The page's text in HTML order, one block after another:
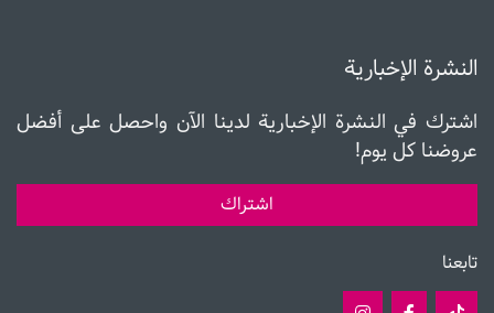
النشرة الإخبارية
اشترك في النشرة الإخبارية لدينا الآن واحصل على أفضل
عروضنا كل يوم!
اشتراك
تابعنا